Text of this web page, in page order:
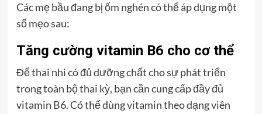
Các mẹ bầu đang bị ốm nghén có thể áp dụng một
số mẹo sau:
Tăng cường vitamin B6 cho cơ thể
Để thai nhi có đủ dưỡng chất cho sự phát triển
trong toàn bộ thai kỳ, bạn cần cung cấp đầy đủ
vitamin B6. Có thể dùng vitamin theo dạng viên